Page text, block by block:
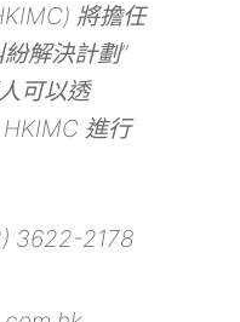
將擔任
解決計劃”
可以透
進行
3622-2178